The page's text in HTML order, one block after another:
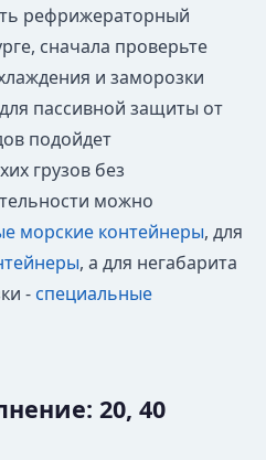
рефрижераторный
сначала проверьте
и заморозки
пассивной защиты от
подойдет
грузов без
можно
морские контейнеры, для
, а для негабарита
- специальные
20, 40